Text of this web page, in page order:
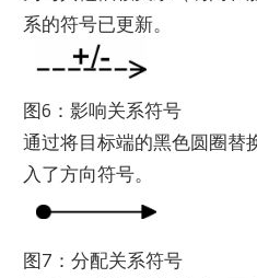
系的符号已更新。
图6：影响关系符号
通过将目标端的黑色圆圈替
入了方向符号。
图7：分配关系符号